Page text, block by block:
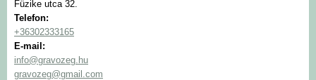
Füzike utca 32.
Telefon:
+36302333165
E-mail:
info@gravozeg.hu
gravozeg@gmail.com